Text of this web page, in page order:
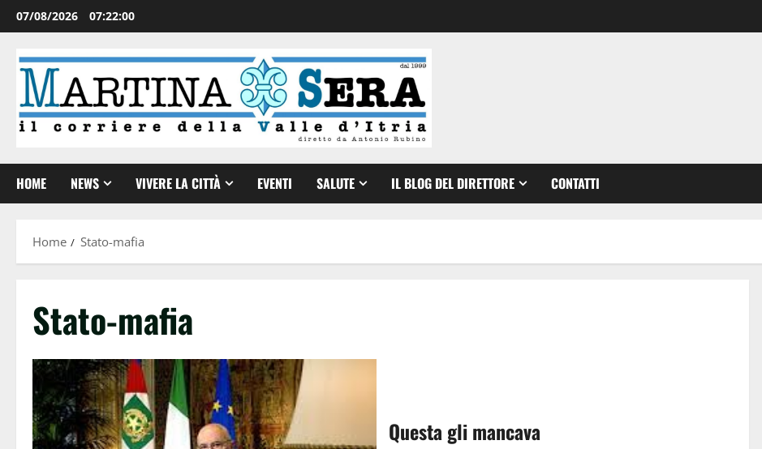
07/08/2026 07:22:00
HOME NEWS VIVERE LA CITTÀ EVENTI SALUTE IL BLOG DEL DIRETTORE CONTATTI
Home Stato-mafia
Stato-mafia
Questa gli mancava